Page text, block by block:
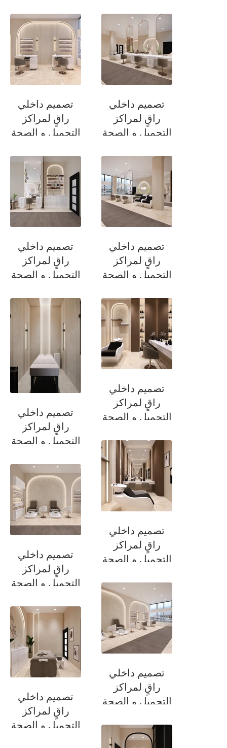
تصميم داخلي
راقٍ لمراكز
التجميل و الصحة
تصميم داخلي
راقٍ لمراكز
التجميل و الصحة
تصميم داخلي
راقٍ لمراكز
التجميل و الصحة
تصميم داخلي
راقٍ لمراكز
التجميل و الصحة
تصميم داخلي
راقٍ لمراكز
التجميل و الصحة
تصميم داخلي
راقٍ لمراكز
التجميل و الصحة
تصميم داخلي
راقٍ لمراكز
التجميل و الصحة تصميم داخلي
راقٍ لمراكز
التجميل و الصحة
تصميم داخلي
راقٍ لمراكز
التجميل و الصحة
بالقدميين
تصميم داخلي
راقٍ لمراكز
التجميل و الصحة